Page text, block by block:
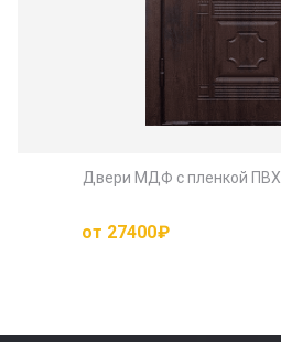
Двери МДФ с пленкой ПВХ
от 27400₽